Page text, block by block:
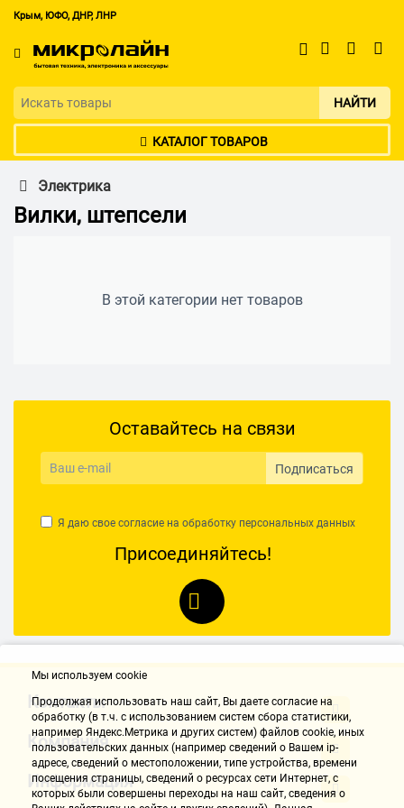
Крым, ЮФО, ДНР, ЛНР
НАЙТИ
КАТАЛОГ ТОВАРОВ
Электрика
Вилки, штепсели
В этой категории нет товаров
Оставайтесь на связи
Подписаться
Я даю свое согласие на обработку персональных данных
Присоединяйтесь!
Контакты
Компания
Информация
Мы используем cookie
Продолжая использовать наш cайт, Вы даете согласие на
обработку (в т.ч. с использованием систем сбора статистики,
например Яндекс.Метрика и других систем) файлов cookie, иных
пользовательских данных (например сведений о Вашем ip-
адресе, сведений о местоположении, типе устройства, времени
посещения страницы, сведений о ресурсах сети Интернет, с
которых были совершены переходы на наш сайт, сведения о